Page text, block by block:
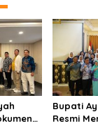
Bupati
Resmi